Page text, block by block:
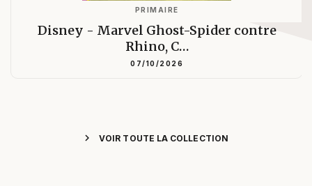
PRIMAIRE
Disney - Marvel Ghost-Spider contre
Rhino, C…
07/10/2026
chevron_right VOIR TOUTE LA COLLECTION